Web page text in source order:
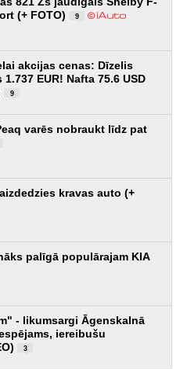
(+ FOTO)
9
akcijas cenas: Dīzelis
EUR! Nafta 75.6 USD
9
varēs nobraukt līdz pat
kravas auto (+
palīgā populārajam KIA
- likumsargi Āgenskalnā
iereibušu
3